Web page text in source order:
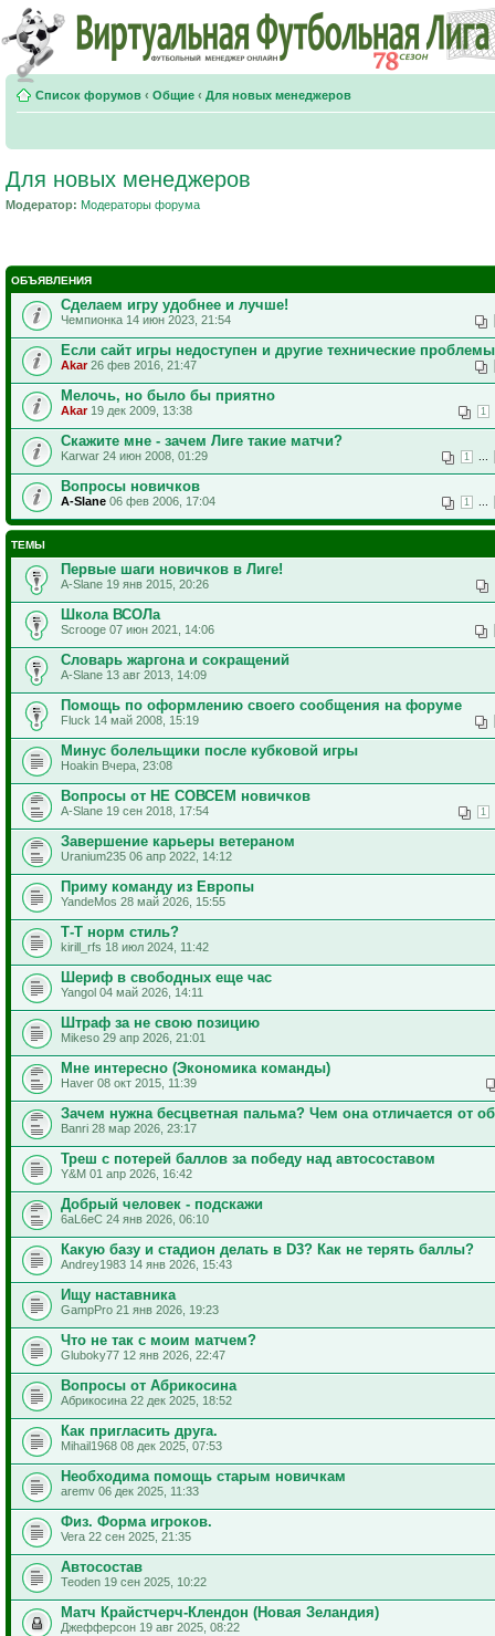
Список форумов ‹ Общие ‹ Для новых менеджеров
Для новых менеджеров
Модератор: Модераторы форума
ОБЪЯВЛЕНИЯ
Сделаем игру удобнее и лучше!
Чемпионка 14 июн 2023, 21:54
Если сайт игры недоступен и другие технические проблемы
Akar26 фев 2016, 21:47
Мелочь, но было бы приятно
1
Akar19 дек 2009, 13:38
Скажите мне - зачем Лиге такие матчи?
1
Karwar 24 июн 2008, 01:29
Вопросы новичков
1
A-Slane 06 фев 2006, 17:04
ТЕМЫ
Первые шаги новичков в Лиге!
A-Slane 19 янв 2015, 20:26
Школа ВСОЛа
Scrooge 07 июн 2021, 14:06
Словарь жаргона и сокращений
A-Slane 13 авг 2013, 14:09
Помощь по оформлению своего сообщения на форуме
Fluck 14 май 2008, 15:19
Минус болельщики после кубковой игры
Hoakin Вчера, 23:08
Вопросы от НЕ СОВСЕМ новичков
1
A-Slane 19 сен 2018, 17:54
Завершение карьеры ветераном
Uranium235 06 апр 2022, 14:12
Приму команду из Европы
YandeMos 28 май 2026, 15:55
Т-Т норм стиль?
kirill_rfs 18 июл 2024, 11:42
Шериф в свободных еще час
Yangol 04 май 2026, 14:11
Штраф за не свою позицию
Mikeso 29 апр 2026, 21:01
Мне интересно (Экономика команды)
Haver 08 окт 2015, 11:39
Зачем нужна бесцветная пальма? Чем она отличается от
Banri 28 мар 2026, 23:17
Треш с потерей баллов за победу над автосоставом
Y&M 01 апр 2026, 16:42
Добрый человек - подскажи
6aL6eC 24 янв 2026, 06:10
Какую базу и стадион делать в D3? Как не терять баллы?
Andrey1983 14 янв 2026, 15:43
Ищу наставника
GampPro 21 янв 2026, 19:23
Что не так с моим матчем?
Gluboky77 12 янв 2026, 22:47
Вопросы от Абрикосина
Абрикосина 22 дек 2025, 18:52
Как пригласить друга.
Mihail1968 08 дек 2025, 07:53
Необходима помощь старым новичкам
aremv 06 дек 2025, 11:33
Физ. Форма игроков.
Vera 22 сен 2025, 21:35
Автосостав
Teoden 19 сен 2025, 10:22
Матч Крайстчерч-Клендон (Новая Зеландия)
Джефферсон 19 авг 2025, 08:22